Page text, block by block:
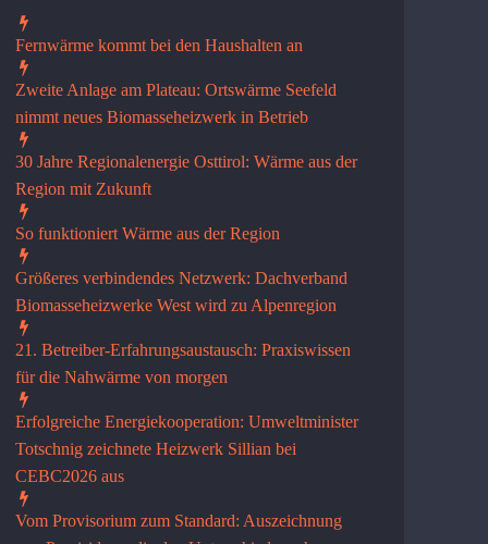
Fernwärme kommt bei den Haushalten an
Zweite Anlage am Plateau: Ortswärme Seefeld
nimmt neues Biomasseheizwerk in Betrieb
30 Jahre Regionalenergie Osttirol: Wärme aus der
Region mit Zukunft
So funktioniert Wärme aus der Region
Größeres verbindendes Netzwerk: Dachverband
Biomasseheizwerke West wird zu Alpenregion
21. Betreiber-Erfahrungsaustausch: Praxiswissen
für die Nahwärme von morgen
Erfolgreiche Energiekooperati­on: Umweltminister
Totschnig zeichnete Heizwerk Sillian bei
CEBC2026 aus
Vom Provisorium zum Standard: Auszeichnung